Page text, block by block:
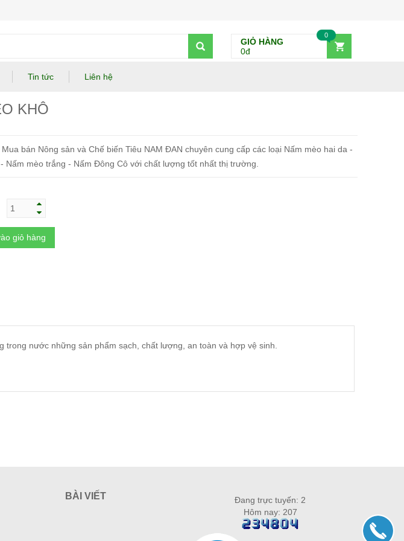
GIỎ HÀNG
0đ
0
Tin tức Liên hệ
KHÔ
bán Nông sản và Chế biến Tiêu NAM ĐAN chuyên cung cấp các loại Nấm mèo hai da -
Nấm mèo trắng - Nấm Đông Cô với chất lượng tốt nhất thị trường.
giỏ hàng
nước những sản phẩm sạch, chất lượng, an toàn và hợp vệ sinh.
BÀI VIẾT
Đang trực tuyến: 2
Hôm nay: 207